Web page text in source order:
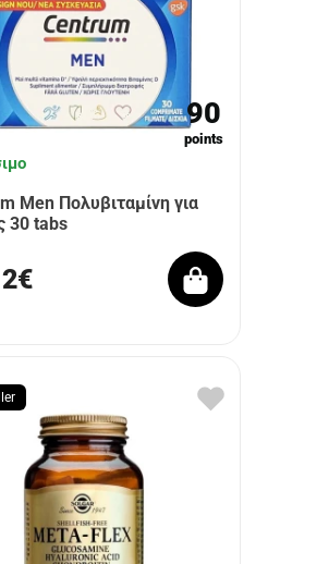
90
points
Men Πολυβιταμίνη για
30 tabs